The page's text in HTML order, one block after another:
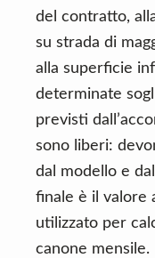
del contratto,
su strada di
alla superficie
determinate
previsti
sono liberi:
dal modello e
finale è il valore
utilizzato per
canone